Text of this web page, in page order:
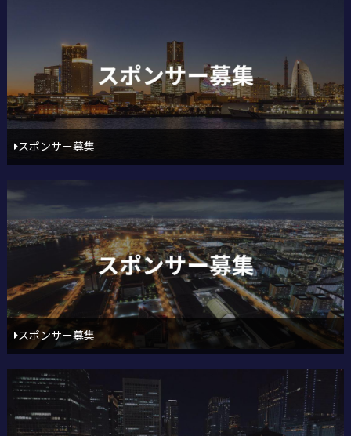
スポンサー募集
スポンサー募集